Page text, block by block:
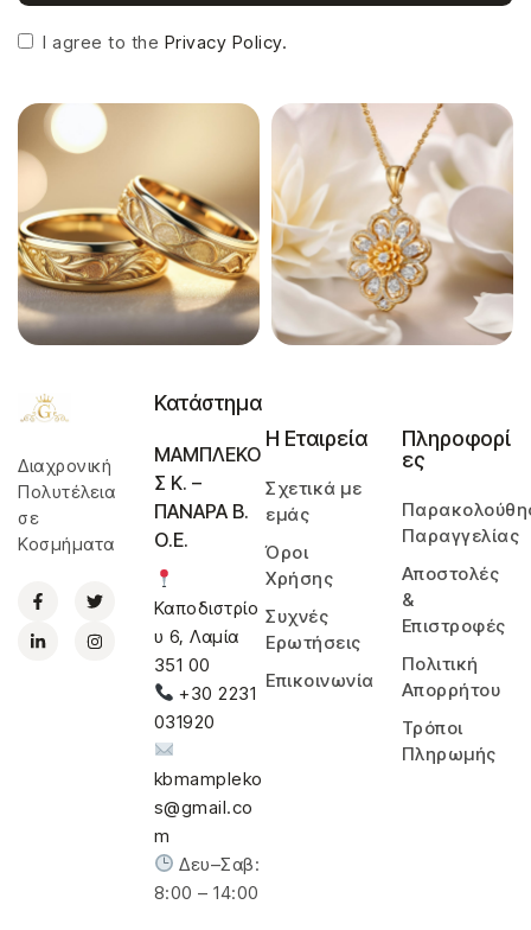
I agree to the Privacy Policy.
Διαχρονική
Πολυτέλεια
σε
Κοσμήματα
Η Εταιρεία
Σχετικά με
εμάς
Όροι
Χρήσης
Συχνές
Ερωτήσεις
Επικοινωνία
Πληροφορί
ες
Παραγγελίας
Αποστολές
&
Επιστροφές
Πολιτική
Απορρήτου
Τρόποι
Πληρωμής
Κατάστημα
ΜΑΜΠΛΕΚΟ
Σ Κ. –
ΠΑΝΑΡΑ Β.
Ο.Ε.
Καποδιστρίο
υ 6, Λαμία
351 00
+30 2231
031920
kbmampleko
s@gmail.co
m
Δευ–Σαβ:
8:00 – 14:00